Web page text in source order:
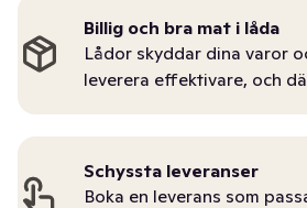
Billig och bra mat i låda
Lådor skyddar dina varor
leverera effektivare, och
Schyssta leveranser
Boka en leverans som